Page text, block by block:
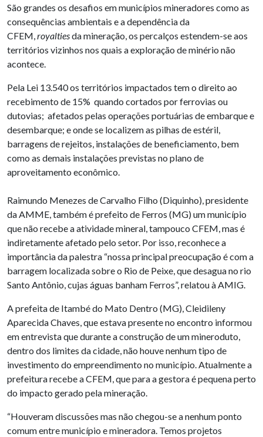
São grandes os desafios em municípios mineradores como as
consequências ambientais e a dependência da
CFEM,royaltiesda mineração, os percalços estendem-se aos
territórios vizinhos nos quais a exploração de minério não
acontece.
Pela Lei 13.540 os territórios impactados tem o direito ao
recebimento de 15% quando cortados por ferrovias ou
dutovias; afetados pelas operações portuárias de embarque e
desembarque; e onde se localizem as pilhas de estéril,
barragens de rejeitos, instalações de beneficiamento, bem
como as demais instalações previstas no plano de
aproveitamento econômico.
Raimundo Menezes de Carvalho Filho (Diquinho), presidente
da AMME, também é prefeito de Ferros (MG) um município
que não recebe a atividade mineral, tampouco CFEM, mas é
indiretamente afetado pelo setor. Por isso, reconhece a
importância da palestra “nossa principal preocupação é com a
barragem localizada sobre o Rio de Peixe, que desagua no rio
Santo Antônio, cujas águas banham Ferros”, relatou à AMIG.
A prefeita de Itambé do Mato Dentro (MG), Cleidileny
Aparecida Chaves, que estava presente no encontro informou
em entrevista que durante a construção de um mineroduto,
dentro dos limites da cidade, não houve nenhum tipo de
investimento do empreendimento no município. Atualmente a
prefeitura recebe a CFEM, que para a gestora é pequena perto
do impacto gerado pela mineração.
“Houveram discussões mas não chegou-se a nenhum ponto
comum entre município e mineradora. Temos projetos